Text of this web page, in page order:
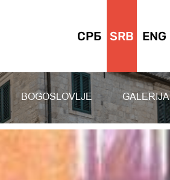
СРБ SRB ENG
BOGOSLOVLJE GALERIJA